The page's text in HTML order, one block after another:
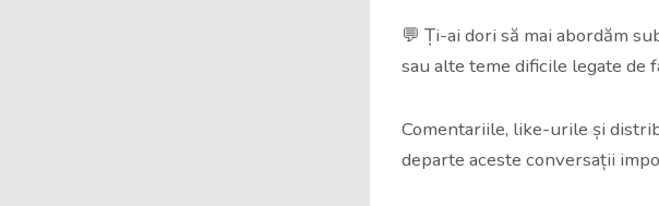
💬 Ți-ai dori să mai abordăm
sau alte teme dificile legate de
Comentariile, like-urile și
departe aceste conversații